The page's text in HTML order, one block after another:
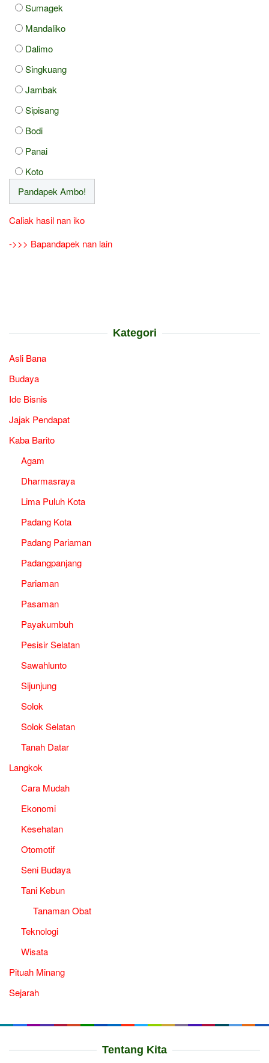
Sumagek
Mandaliko
Dalimo
Singkuang
Jambak
Sipisang
Bodi
Panai
Koto
Caliak hasil nan iko
->>> Bapandapek nan lain
Kategori
Asli Bana
Budaya
Ide Bisnis
Jajak Pendapat
Kaba Barito
Agam
Dharmasraya
Lima Puluh Kota
Padang Kota
Padang Pariaman
Padangpanjang
Pariaman
Pasaman
Payakumbuh
Pesisir Selatan
Sawahlunto
Sijunjung
Solok
Solok Selatan
Tanah Datar
Langkok
Cara Mudah
Ekonomi
Kesehatan
Otomotif
Seni Budaya
Tani Kebun
Tanaman Obat
Teknologi
Wisata
Pituah Minang
Sejarah
Tentang Kita